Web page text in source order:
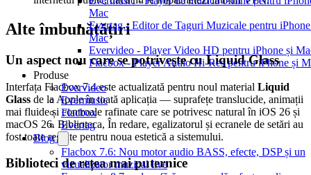
Mac
Evertag - Editor de Taguri Muzicale pentru
Mac
Evervideo - Player Video HD pentru iPhone și
Flacbox - Player Audio Hi-Res pentru iPhone și
Produse
Evervideo
Evermusic
Flacbox
Evertag
Blog
Flacbox 7.6: Nou motor audio BASS, efecte, DSP și un
vizualizator muzical live
Alte îmbunătățiri
Un aspect nou care se potrivește cu Liquid Glass
Interfața Flacbox 7.4 este actualizată pentru noul material Liquid
Glass de la Apple în toată aplicația — suprafețe translucide, animații
mai fluide și controale rafinate care se potrivesc natural în iOS 26 și
macOS 26. Biblioteca, În redare, egalizatorul și ecranele de setări au
fost toate reglate pentru noua estetică a sistemului.
Biblioteci de rețea mai puternice